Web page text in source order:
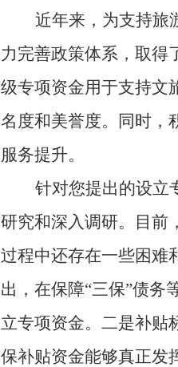
近年来，为支持旅
力完善政策体系，取得
级专项资金用于支持文
名度和美誉度。同时，
服务提升。
针对您提出的设立
研究和深入调研。目前
过程中还存在一些困难
出，在保障“三保”债务
立专项资金。二是补贴
保补贴资金能够真正发